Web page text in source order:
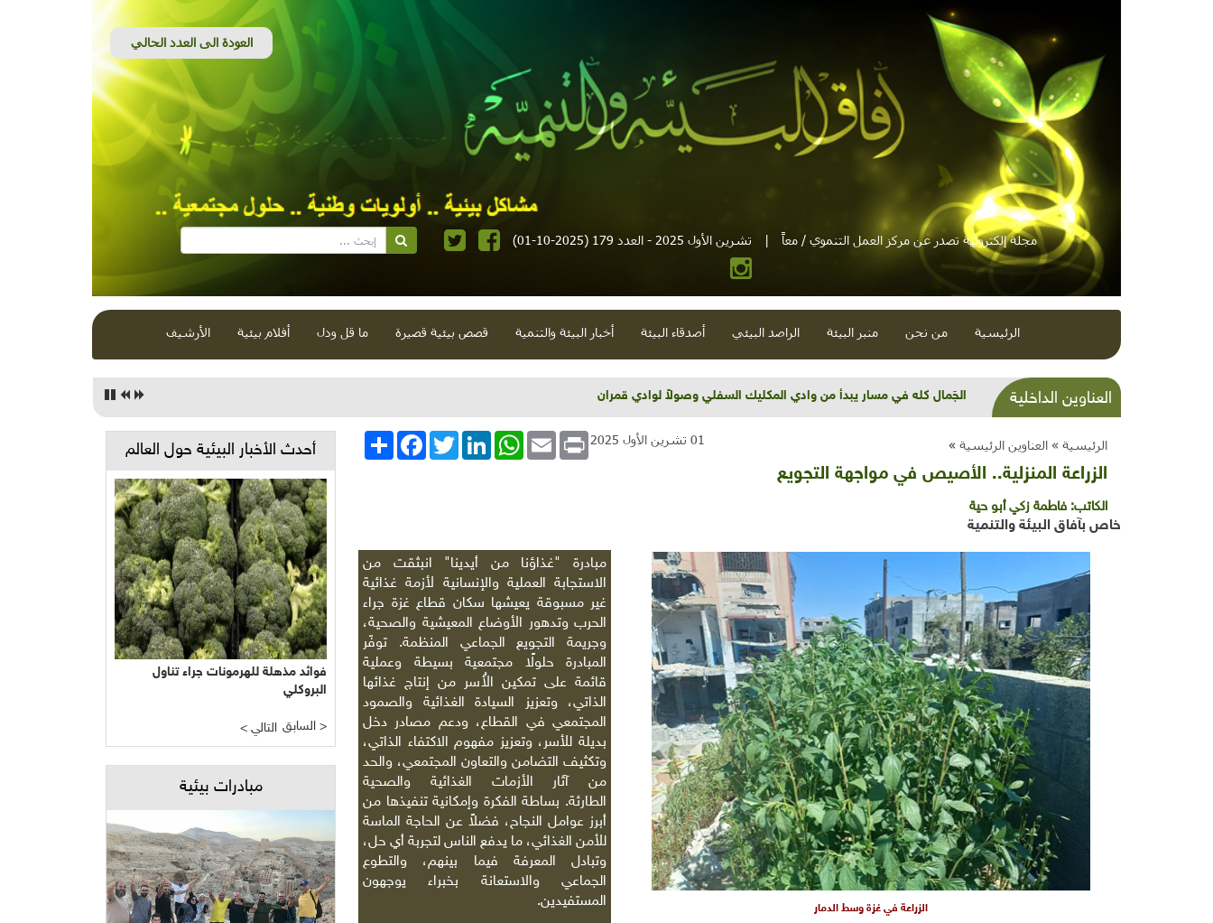
مجلة إلكترونية تصدر عن مركز العمل التنموي / معاً | تشرين الأول 2025 - العدد 179 (2025-10-01)
الرئيسية من نحن منبر البيئة الراصد البيئي أصدقاء البيئة أخبار البيئة والتنمية قصص بيئية قصيرة ما قل ودل أفلام بيئية الأرشيف
العناوين الداخلية مؤتمر بون المناخي يظهر وعورة الطريق نحو COP30 في البرازيل
الرئيسية » العناوين الرئيسية » انشر
FacebookTwitterLinkedInWhatsApp Email Print 01 تشرين الأول 2025
الزراعة المنزلية.. الأصيص في مواجهة التجويع
الكاتب: فاطمة زكي أبو حية
خاص بآفاق البيئة والتنمية
مبادرة "غذاؤنا من أيدينا" انبثقت من
الاستجابة العملية والإنسانية لأزمة غذائية
غير مسبوقة يعيشها سكان قطاع غزة جراء
الحرب وتدهور الأوضاع المعيشية والصحية،
وجريمة التجويع الجماعي المنظمة. توفّر
المبادرة حلولًا مجتمعية بسيطة وعملية
قائمة على تمكين الأُسر من إنتاج غذائها
الذاتي، وتعزيز السيادة الغذائية والصمود
المجتمعي في القطاع، ودعم مصادر دخل
بديلة للأسر، وتعزيز مفهوم الاكتفاء الذاتي،
وتكثيف التضامن والتعاون المجتمعي، والحد
من آثار الأزمات الغذائية والصحية
الطارئة. بساطة الفكرة وإمكانية تنفيذها من
أبرز عوامل النجاح، فضلاً عن الحاجة الماسة
للأمن الغذائي، ما يدفع الناس لتجربة أي حل،
وتبادل المعرفة فيما بينهم، والتطوع
الجماعي والاستعانة بخبراء يوجهون
المستفيدين.
الزراعة في غزة وسط الدمار
أحدث الأخبار البيئية حول العالم
فوائد مذهلة للهرمونات جراء تناول
البروكلي
< التالي السابق >
مبادرات بيئية